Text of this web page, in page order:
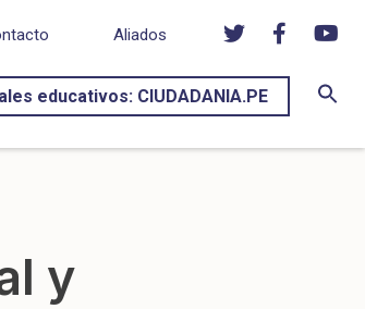
Aliados
educativos: CIUDADANIA.PE
y